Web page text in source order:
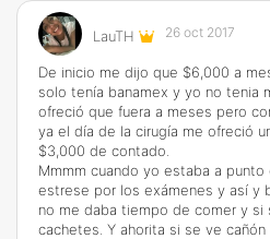
LauTH 26 oct 2017
De inicio me dijo que $6,000 a
solo tenía banamex y yo no tenia
ofreció que fuera a meses pero
ya el día de la cirugía me ofreció
$3,000 de contado.
Mmmm cuando yo estaba a
estrese por los exámenes y así y
no me daba tiempo de comer y si
cachetes. Y ahorita si se ve